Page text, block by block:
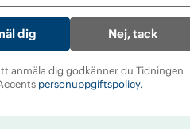
Nej, tack
anmäla dig godkänner du Tidningen
personuppgiftspolicy.